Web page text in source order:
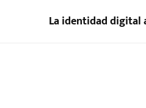
La identidad digital